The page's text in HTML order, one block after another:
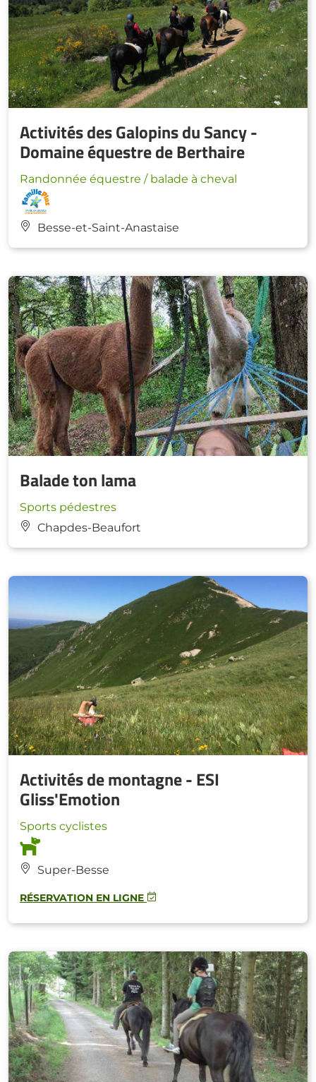
Activités des Galopins du Sancy -
Domaine équestre de Berthaire
Randonnée équestre / balade à cheval
Besse-et-Saint-Anastaise
Balade ton lama
Sports pédestres
Chapdes-Beaufort
Activités de montagne - ESI
Gliss'Emotion
Sports cyclistes
Super-Besse
RÉSERVATION EN LIGNE